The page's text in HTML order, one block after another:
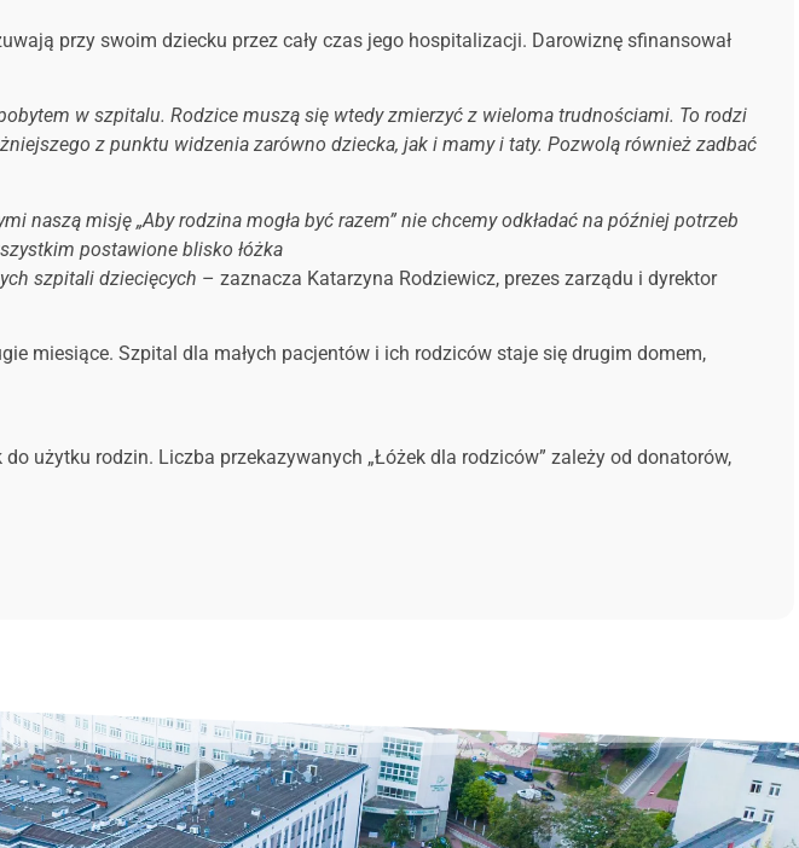
przy swoim dziecku przez cały czas jego hospitalizacji. Darowiznę sfinansował
w szpitalu. Rodzice muszą się wtedy zmierzyć z wieloma trudnościami. To rodzi
z punktu widzenia zarówno dziecka, jak i mamy i taty. Pozwolą również zadbać
naszą misję „Aby rodzina mogła być razem” nie chcemy odkładać na później potrzeb
postawione blisko łóżka
szpitali dziecięcych – zaznacza Katarzyna Rodziewicz, prezes zarządu i dyrektor
miesiące. Szpital dla małych pacjentów i ich rodziców staje się drugim domem,
do użytku rodzin. Liczba przekazywanych „Łóżek dla rodziców” zależy od donatorów,